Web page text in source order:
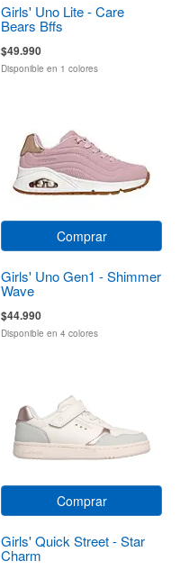
Girls' Uno Lite - Care
Bears Bffs
$49.990
Disponible en 1 colores
Comprar
Girls' Uno Gen1 - Shimmer
Wave
$44.990
Disponible en 4 colores
Comprar
Girls' Quick Street - Star
Charm